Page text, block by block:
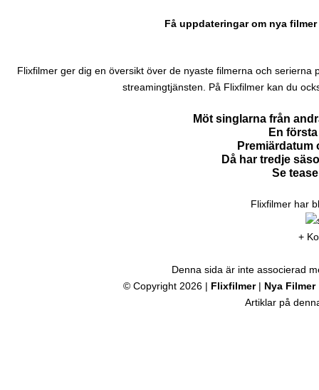
Få uppdateringar om nya
Flixfilmer ger dig en översikt över de nyaste filmerna och
streamingtjänsten. På Flixfilmer kan du
Möt singlarna från
En
Premiärdatum
Då har tredje
Se
Flixfilmer har
+
Denna sida är inte associerad
© Copyright 2026 | Flixfilmer| Nya Filmer
Artiklar på